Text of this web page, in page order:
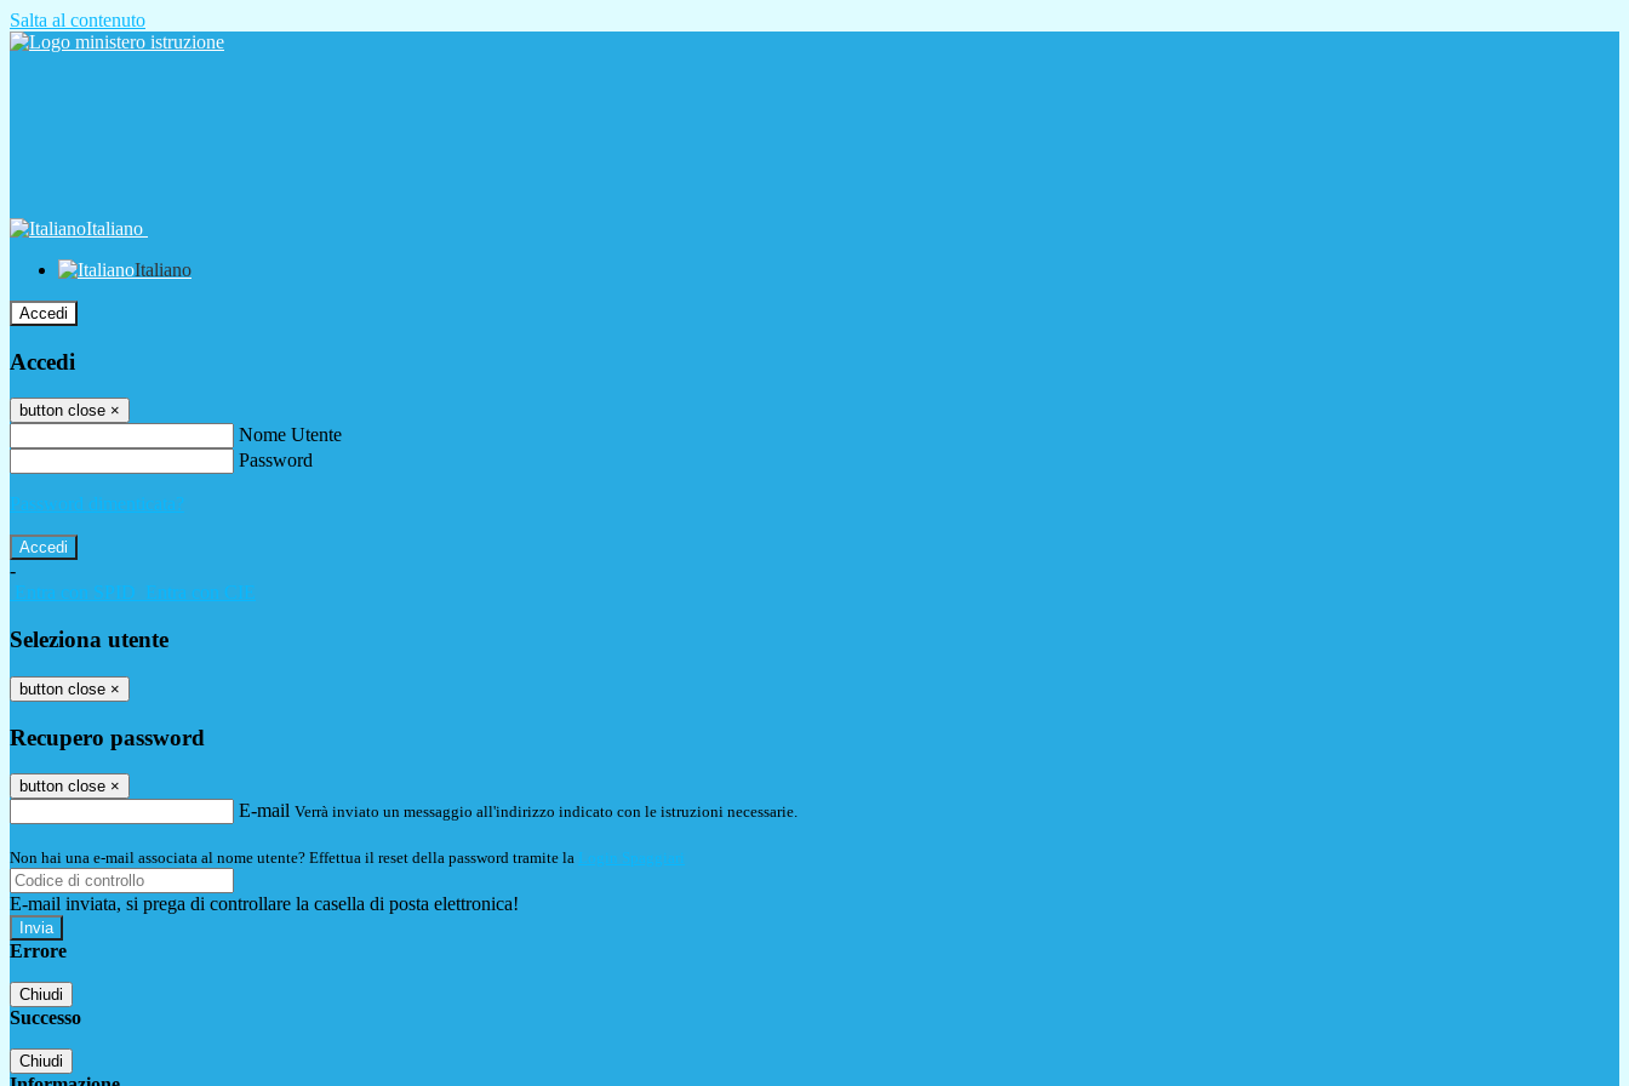
Salta al contenuto
Italiano
Italiano
Accedi
Accedi
button close ×
Nome Utente
Password
Password dimenticata?
-
Entra con SPID
Entra con CIE
Seleziona utente
button close ×
Recupero password
button close ×
E-mail Verrà inviato un messaggio all'indirizzo indicato con le istruzioni necessarie.
Non hai una e-mail associata al nome utente? Effettua il reset della password tramite la Login Spaggiari
E-mail inviata, si prega di controllare la casella di posta elettronica!
Errore
Chiudi
Successo
Chiudi